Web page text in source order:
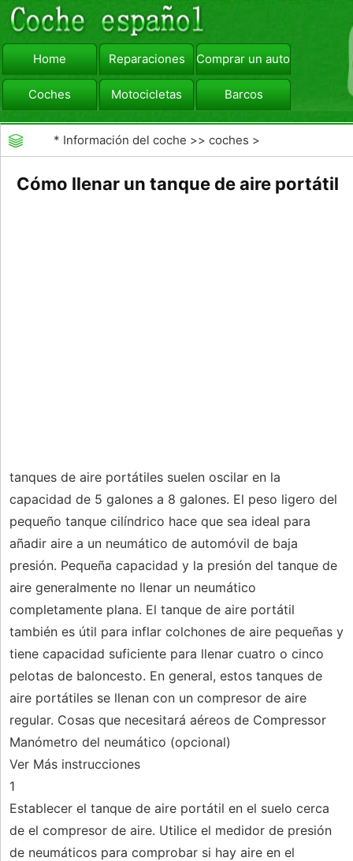
Home Reparaciones Comprar un automóvil
Coches Motocicletas Barcos
viajar Camiones
* Información del coche >>coches >
Cómo llenar un tanque de aire portátil
tanques de aire portátiles suelen oscilar en la
capacidad de 5 galones a 8 galones. El peso ligero del
pequeño tanque cilíndrico hace que sea ideal para
añadir aire a un neumático de automóvil de baja
presión. Pequeña capacidad y la presión del tanque de
aire generalmente no llenar un neumático
completamente plana. El tanque de aire portátil
también es útil para inflar colchones de aire pequeñas y
tiene capacidad suficiente para llenar cuatro o cinco
pelotas de baloncesto. En general, estos tanques de
aire portátiles se llenan con un compresor de aire
regular. Cosas que necesitará aéreos de Compressor
Manómetro del neumático (opcional)
Ver Más instrucciones
1
Establecer el tanque de aire portátil en el suelo cerca
de el compresor de aire. Utilice el medidor de presión
de neumáticos para comprobar si hay aire en el